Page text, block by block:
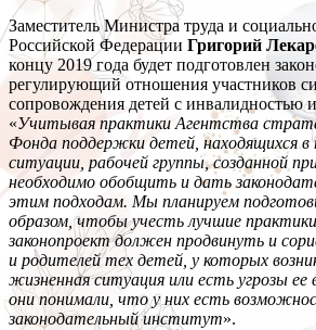
Заместитель Министра труда и
Российской Федерации Григорий
концу 2019 года будет подготовлен
регулирующий отношения участников
сопровождения детей с инвалидностью
«Учитывая практики Агентства
Фонда поддержки детей, находящихся
ситуации, рабочей группы, созданной
необходимо обобщить и дать
этим подходам. Мы планируем
образом, чтобы учесть лучшие
законопроект должен продвинуть и
и родителей тех детей, у которых
жизненная ситуация или есть угрозы ее
они понимали, что у них есть
законодательный институт».